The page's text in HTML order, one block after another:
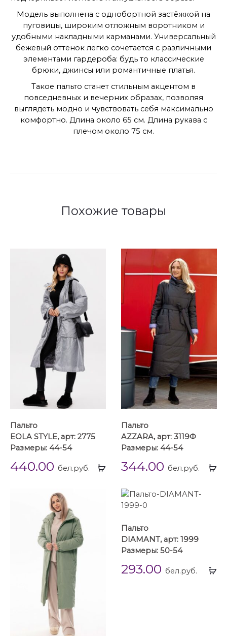
Модель выполнена с однобортной застёжкой на
пуговицы, широким отложным воротником и
удобными накладными карманами. Универсальный
бежевый оттенок легко сочетается с различными
элементами гардероба: будь то классические
брюки, джинсы или романтичные платья.
Такое пальто станет стильным акцентом в
повседневных и вечерних образах, позволяя
выглядеть модно и чувствовать себя максимально
комфортно. Длина около 65 см. Длина рукава с
плечом около 75 см.
Похожие товары
Выбрать
Пальто
EOLA STYLE, арт: 2775
Размеры: 44-54
440.00 бел.руб.
Пальто
AZZARA, арт: 3119Ф
Размеры: 44-54
344.00 бел.руб.
Пальто
DIAMANT, арт: 1999
Размеры: 50-54
293.00 бел.руб.